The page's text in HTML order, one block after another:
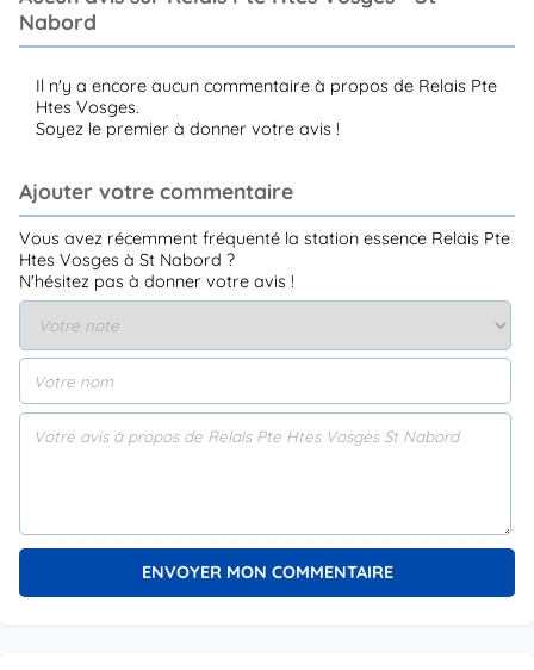
Nabord
Il n'y a encore aucun commentaire à propos de Relais Pte
Htes Vosges.
Soyez le premier à donner votre avis !
Ajouter votre commentaire
Vous avez récemment fréquenté la station essence Relais Pte
Htes Vosges à St Nabord ?
N'hésitez pas à donner votre avis !